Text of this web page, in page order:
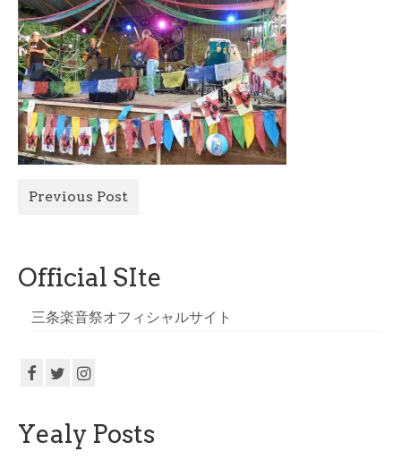
2016
All Photo
Official Site
Previous Post
Official SIte
三条楽音祭オフィシャルサイト
Yealy Posts